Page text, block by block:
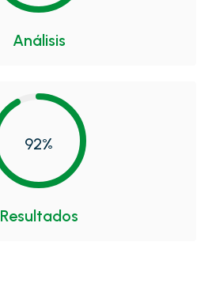
Análisis
92%
Resultados